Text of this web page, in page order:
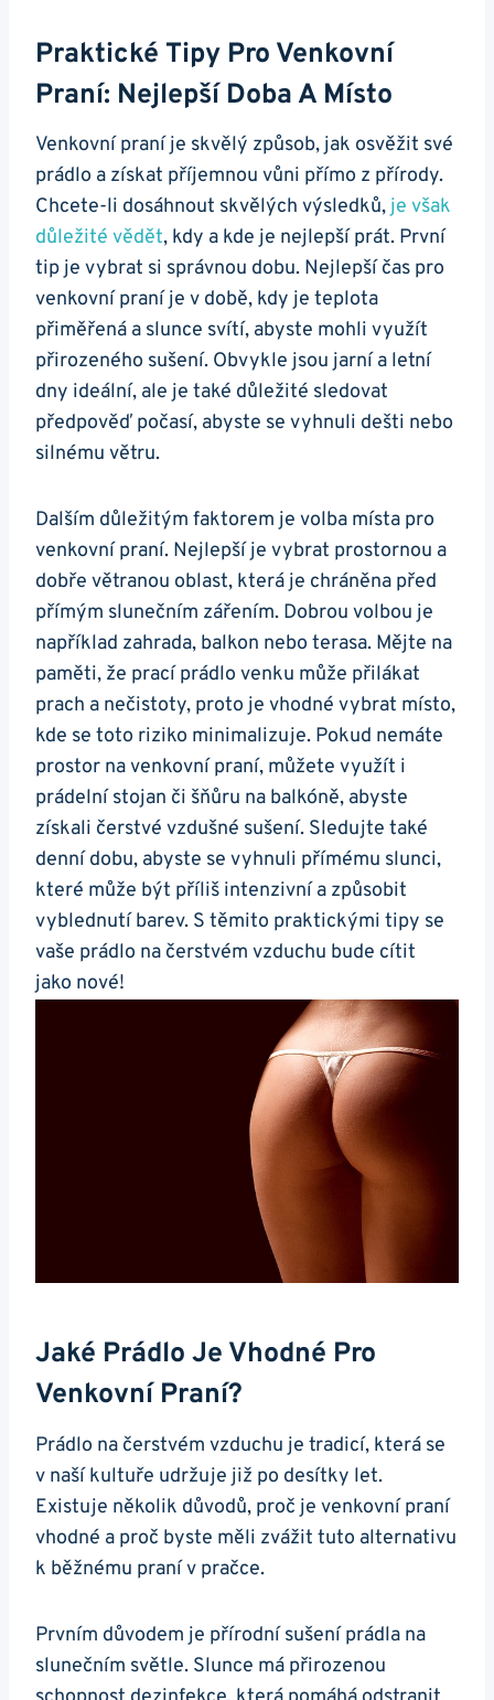
Praktické Tipy Pro Venkovní
Praní: Nejlepší Doba A Místo
Venkovní praní je skvělý způsob, jak osvěžit své
prádlo a získat příjemnou vůni přímo z⁣ přírody.⁢
Chcete-li dosáhnout skvělých výsledků, je však
důležité vědět, kdy⁤ a kde je nejlepší prát. První
tip je ⁣vybrat si správnou dobu. Nejlepší čas pro
venkovní praní je v‍ době, kdy je teplota
přiměřená a slunce svítí, abyste mohli využít
přirozeného sušení. Obvykle jsou jarní ⁤a letní
dny ideální, ale je také důležité⁤ sledovat
předpověď ‍počasí, abyste​ se vyhnuli⁤ dešti nebo
silnému větru.
Dalším důležitým faktorem je volba místa pro
venkovní praní.‌ Nejlepší je vybrat prostornou a
dobře větranou oblast, která je chráněna‍ před
přímým slunečním ⁤zářením. Dobrou volbou je
například zahrada, balkon nebo terasa. Mějte na
paměti, že prací prádlo venku může přilákat
prach a nečistoty, proto ⁢je vhodné vybrat​ místo,
kde ‍se toto riziko minimalizuje. Pokud nemáte
prostor na ‌venkovní praní, můžete využít i
prádelní stojan či šňůru na balkóně, abyste
získali čerstvé vzdušné sušení. Sledujte také
denní dobu, abyste se vyhnuli přímému slunci,
které může být příliš intenzivní a způsobit
vyblednutí barev. S těmito praktickými tipy‌ se
‍vaše prádlo na čerstvém vzduchu bude⁢ cítit
jako nové!
Jaké Prádlo Je Vhodné Pro‌
Venkovní Praní?
Prádlo na čerstvém vzduchu je ​tradicí, která se‌
v naší kultuře udržuje již⁢ po desítky let.
Existuje‌ několik důvodů, proč je venkovní ⁢praní
vhodné a​ proč byste měli zvážit tuto alternativu
k běžnému praní v ‌pračce.
Prvním důvodem je přírodní sušení prádla na⁤
slunečním světle. Slunce⁣ má přirozenou